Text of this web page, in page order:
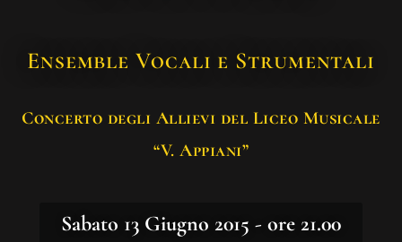
Ensemble Vocali e Strumentali
Concerto degli Allievi del Liceo Musicale
“V. Appiani”
Sabato 13 Giugno 2015 - ore 21.00